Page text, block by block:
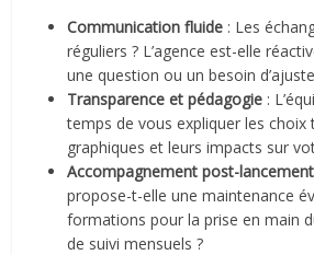
Communication fluide : Les
réguliers ? L’agence est-elle
une question ou un besoin
Transparence et pédagogie :
temps de vous expliquer les choix
graphiques et leurs impacts sur
Accompagnement post-lancement
propose-t-elle une maintenance
formations pour la prise en main
de suivi mensuels ?